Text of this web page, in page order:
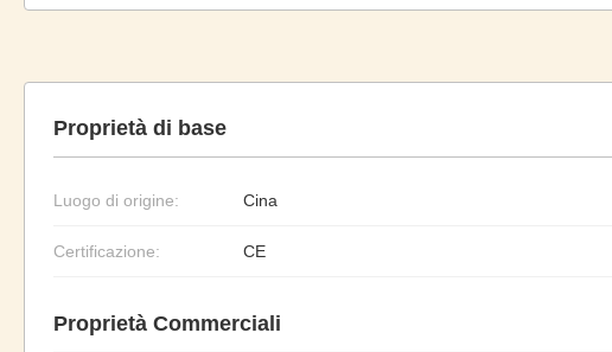
Proprietà di base
Luogo di origine: Cina
Certificazione: CE
Proprietà Commerciali